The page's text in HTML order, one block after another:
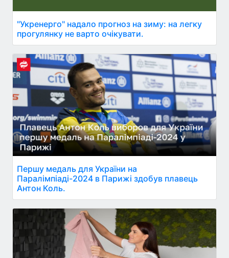
"Укренерго" надало прогноз на зиму: на легку
прогулянку не варто очікувати.
Першу медаль для України на
Паралімпіаді-2024 в Парижі здобув плавець
Антон Коль.